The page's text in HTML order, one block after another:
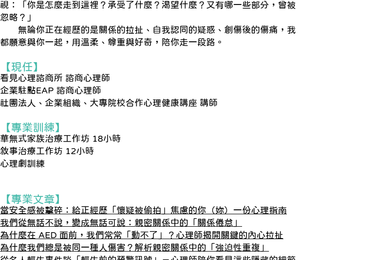
視：「你是怎麼走到這裡？承受了什麼？渴望什麼？又有哪一些部分，曾被
忽略？」
無論你正在經歷的是關係的拉扯、自我認同的疑惑、創傷後的傷痛，我
都願意與你一起，用溫柔、尊重與好奇，陪你走一段路。
【現任】
看見心理諮商所 諮商心理師
企業駐點EAP 諮商心理師
社團法人、企業組織、大專院校合作心理健康講座 講師
【專業訓練】
華無式家族治療工作坊 18小時
敘事治療工作坊 12小時
心理劇訓練
【專業文章】
當安全感被擊碎：給正經歷「懷疑被偷拍」焦慮的你（妳）一份心理指南
我們從無話不說，變成無話可說：親密關係中的「關係倦怠」
為什麼在 AED 面前，我們常常「動不了」？心理師揭開關鍵的內心拉扯
為什麼我們總是被同一種人傷害？解析親密關係中的「強迫性重複」